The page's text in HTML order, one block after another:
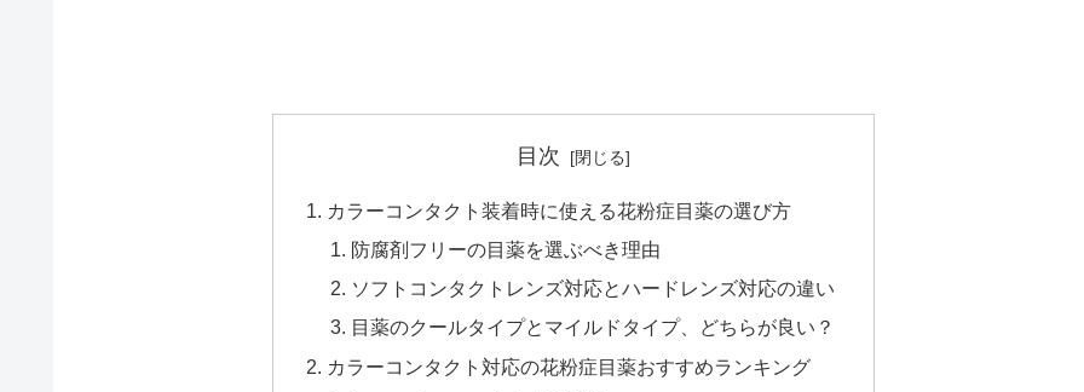
目次
カラーコンタクト装着時に使える花粉症目薬の選び方
防腐剤フリーの目薬を選ぶべき理由
ソフトコンタクトレンズ対応とハードレンズ対応の違い
目薬のクールタイプとマイルドタイプ、どちらが良い？
カラーコンタクト対応の花粉症目薬おすすめランキング